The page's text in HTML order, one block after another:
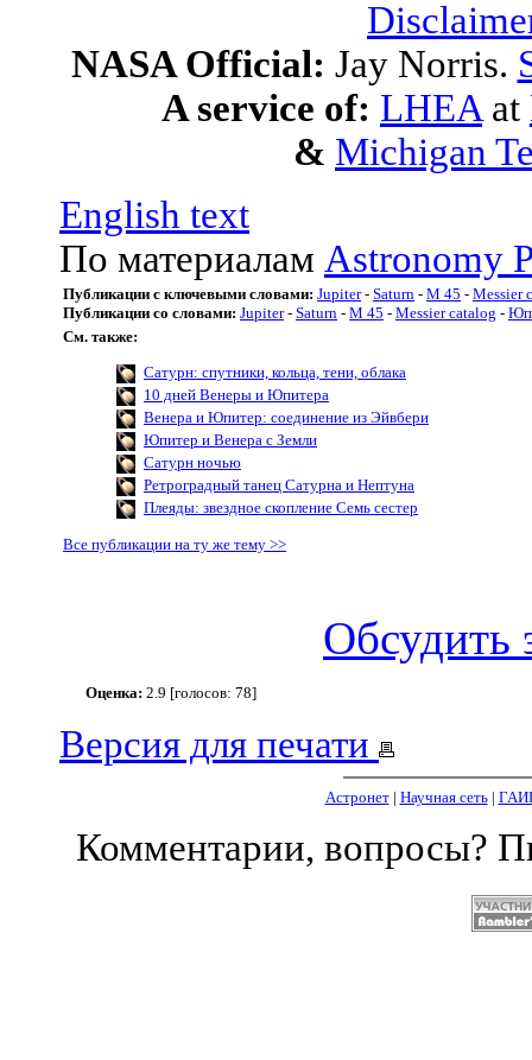
NASA Official: Jay Norris.
A service of: LHEA at
& Michigan
English text
По материалам Astronomy
Публикации с ключевыми словами: Jupiter- Saturn - M 45 - Messier
Публикации со словами: Jupiter- Saturn - M 45 - Messier catalog -
См. также:
Сатурн: спутники, кольца, тени, облака
10 дней Венеры и Юпитера
Венера и Юпитер: соединение из Эйвбери
Юпитер и Венера с Земли
Сатурн ночью
Ретроградный танец Сатурна и Нептуна
Плеяды: звездное скопление Семь сестер
Все публикации на ту же тему >>
Обсудить
Оценка: 2.9 [голосов: 78]
Версия для печати
Астронет| Научная сеть|
Комментарии, вопросы?